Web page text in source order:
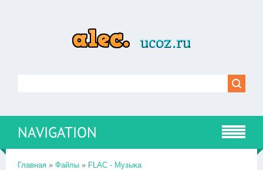
NAVIGATION
Главная » Файлы » FLAC - Музыка